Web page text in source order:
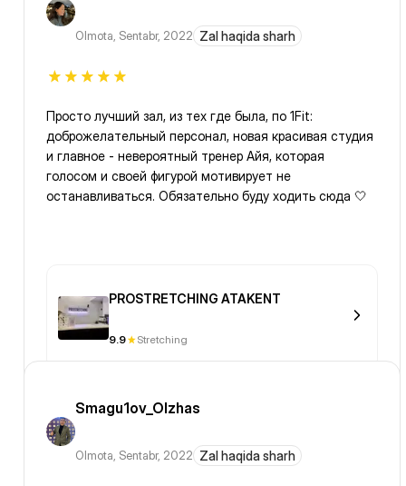
Olmota, Sentabr, 2022 Zal haqida sharh
Просто лучший зал, из тех где была, по 1Fit:
доброжелательный персонал, новая красивая студия
и главное - невероятный тренер Айя, которая
голосом и своей фигурой мотивирует не
останавливаться. Обязательно буду ходить сюда 🤍
PROSTRETCHING ATAKENT
9.9 Stretching
Smagu1ov_Olzhas
Olmota, Sentabr, 2022 Zal haqida sharh